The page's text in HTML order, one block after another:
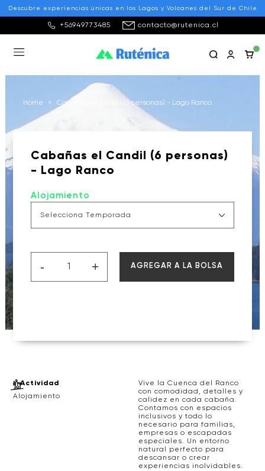
+56949773485 contacto@rutenica.cl
Descubre experiencias únicas en los Lagos y Volcanes del Sur de Chile
Home > Cabañas el Candil (6 personas) - Lago Ranco
Actividad
Alojamiento
Vive la Cuenca del Ranco
con comodidad, detalles y
calidez en cada cabaña.
Contamos con espacios
inclusivos y todo lo
necesario para familias,
empresas o escapadas
especiales. Un entorno
natural perfecto para
descansar o crear
experiencias inolvidables.
Cabañas el Candil (6 personas)
- Lago Ranco
Alojamiento
+
- AGREGAR A LA BOLSA